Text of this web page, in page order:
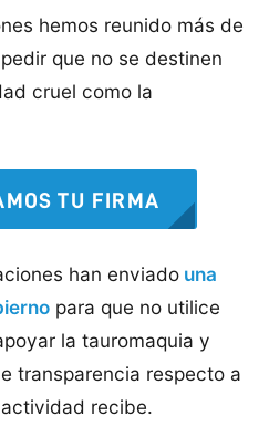
hemos reunido más de
que no se destinen
cruel como la
TU FIRMA
han enviadouna
para que no utilice
la tauromaquia y
transparencia respecto a
recibe.